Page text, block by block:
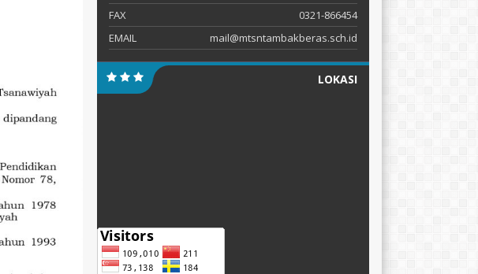
FAX
0321-866454
EMAIL
mail@mtsntambakberas.sch.id
LOKASI